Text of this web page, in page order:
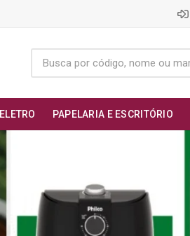
ELETRO PAPELARIA E ESCRITÓRIO